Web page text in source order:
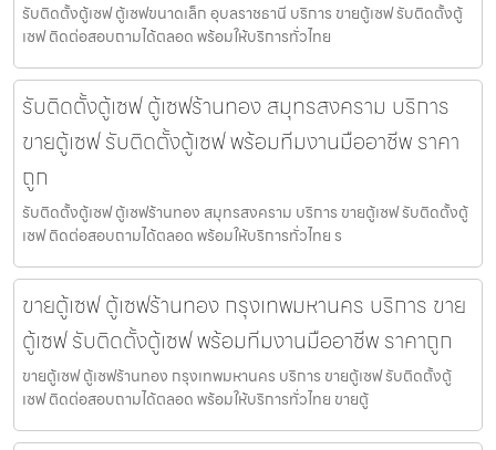
รับติดตั้งตู้เซฟ ตู้เซฟขนาดเล็ก อุบลราชธานี บริการ ขายตู้เซฟ รับติดตั้งตู้
เซฟ ติดต่อสอบถามได้ตลอด พร้อมให้บริการทั่วไทย
รับติดตั้งตู้เซฟ ตู้เซฟร้านทอง สมุทรสงคราม บริการ
ขายตู้เซฟ รับติดตั้งตู้เซฟ พร้อมทีมงานมืออาชีพ ราคา
ถูก
รับติดตั้งตู้เซฟ ตู้เซฟร้านทอง สมุทรสงคราม บริการ ขายตู้เซฟ รับติดตั้งตู้
เซฟ ติดต่อสอบถามได้ตลอด พร้อมให้บริการทั่วไทย ร
ขายตู้เซฟ ตู้เซฟร้านทอง กรุงเทพมหานคร บริการ ขาย
ตู้เซฟ รับติดตั้งตู้เซฟ พร้อมทีมงานมืออาชีพ ราคาถูก
ขายตู้เซฟ ตู้เซฟร้านทอง กรุงเทพมหานคร บริการ ขายตู้เซฟ รับติดตั้งตู้
เซฟ ติดต่อสอบถามได้ตลอด พร้อมให้บริการทั่วไทย ขายตู้